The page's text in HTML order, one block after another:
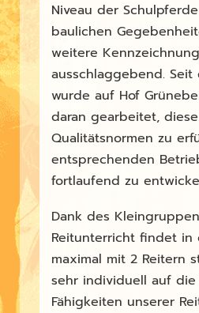
Niveau der
baulichen
weitere Kennzeichnung
ausschlaggebend.
wurde auf Hof
daran gearbeitet, diese
Qualitätsnormen zu
entsprechenden
fortlaufend zu
Dank des
Reitunterricht findet in
maximal mit 2 Reitern
sehr individuell auf
Fähigkeiten unserer